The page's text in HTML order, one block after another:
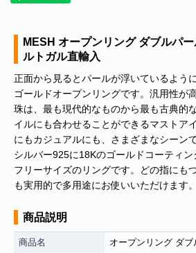
MESH オープンリング ダブルパ
ルトガル直輸入
正面から見るとパールが浮いているよう
ゴールドオープンリングです。汎用性が
珠は、最も現代的なものから最も古典的
イルにも合わせることができるマストア
にもカジュアルにも、さまざまなシーン
シルバー925に18Kのゴールドコーティ
フリーサイズのリングです。どの指にも
も実用的で多用途にお使いいただけます。
商品説明
商品名 オープンリング ダブ